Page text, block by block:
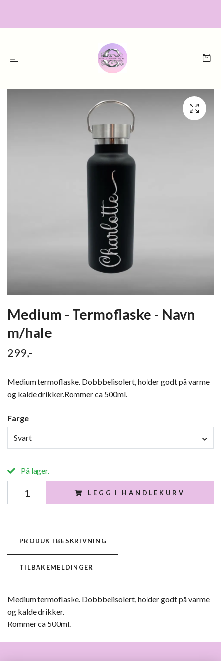
Medium - Termoflaske - Navn
m/hale
299,-
Medium termoflaske. Dobbbelisolert, holder godt på varme
og kalde drikker.Rommer ca 500ml.
Farge
Svart
På lager.
LEGG I HANDLEKURV
PRODUKTBESKRIVNING
TILBAKEMELDINGER
Medium termoflaske. Dobbbelisolert, holder godt på varme
og kalde drikker.
Rommer ca 500ml.